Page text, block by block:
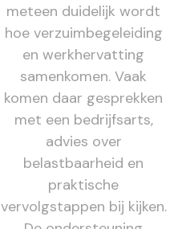
meteen duidelijk wordt
hoe verzuimbegeleiding
en werkhervatting
samenkomen. Vaak
komen daar gesprekken
met een bedrijfsarts,
advies over
belastbaarheid en
praktische
vervolgstappen bij kijken.